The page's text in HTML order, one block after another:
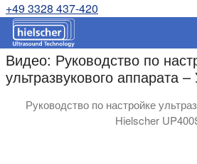
+49 3328 437-420
Видео: Руководство по
ультразвукового аппарата
Руководство по настройке
Hielscher